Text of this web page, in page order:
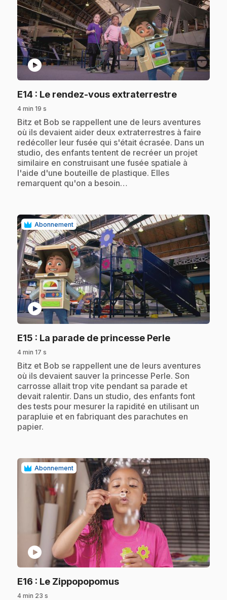
play_circle
E14 : Le rendez-vous extraterrestre.
4 min 19 s
.Bitz et Bob se rappellent une de leurs aventures
où ils devaient aider deux extraterrestres à faire
redécoller leur fusée qui s'était écrasée. Dans un
studio, des enfants tentent de recréer un projet
similaire en construisant une fusée spatiale à
l'aide d'une bouteille de plastique. Elles
remarquent qu'on a besoin…
Abonnement
play_circle
E15 : La parade de princesse Perle.
4 min 17 s
.Bitz et Bob se rappellent une de leurs aventures
où ils devaient sauver la princesse Perle. Son
carrosse allait trop vite pendant sa parade et
devait ralentir. Dans un studio, des enfants font
des tests pour mesurer la rapidité en utilisant un
parapluie et en fabriquant des parachutes en
papier.
Abonnement
play_circle
E16 : Le Zippopopomus.
4 min 23 s